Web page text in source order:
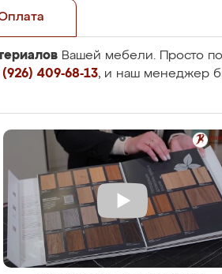
Вашей мебели. Просто
409-68-13, и наш менеджер